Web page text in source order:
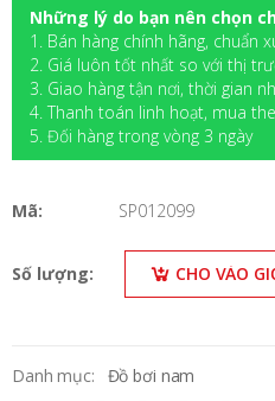
Những lý do bạn nên chọn
1. Bán hàng chính hãng, chuẩn
2. Giá luôn tốt nhất so với thị
3. Giao hàng tận nơi, thời gian
4. Thanh toán linh hoạt, mua
5. Đối hàng trong vòng 3 ngày
Mã: SP012099
Số lượng: CHO VÀO
Danh mục:
Đồ bơi nam